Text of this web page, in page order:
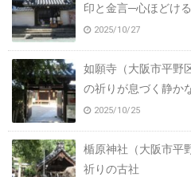
印と金言─心ほどけ
2025/10/27
如願寺（大阪市平野
の祈りが息づく静か
2025/10/25
楯原神社（大阪市平
祈りの古社